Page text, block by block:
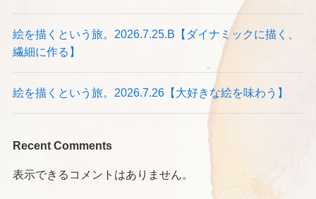
絵を描くという旅。2026.7.25.B【ダイナミックに描く、
繊細に作る】
絵を描くという旅。2026.7.26【大好きな絵を味わう】
Recent Comments
表示できるコメントはありません。